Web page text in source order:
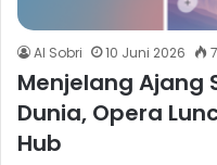
Al Sobri 10 Juni 2026
Menjelang Ajang
Dunia, Opera
Hub